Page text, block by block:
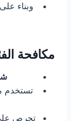
وبناء
مكافحة
تستخدم
تحرص